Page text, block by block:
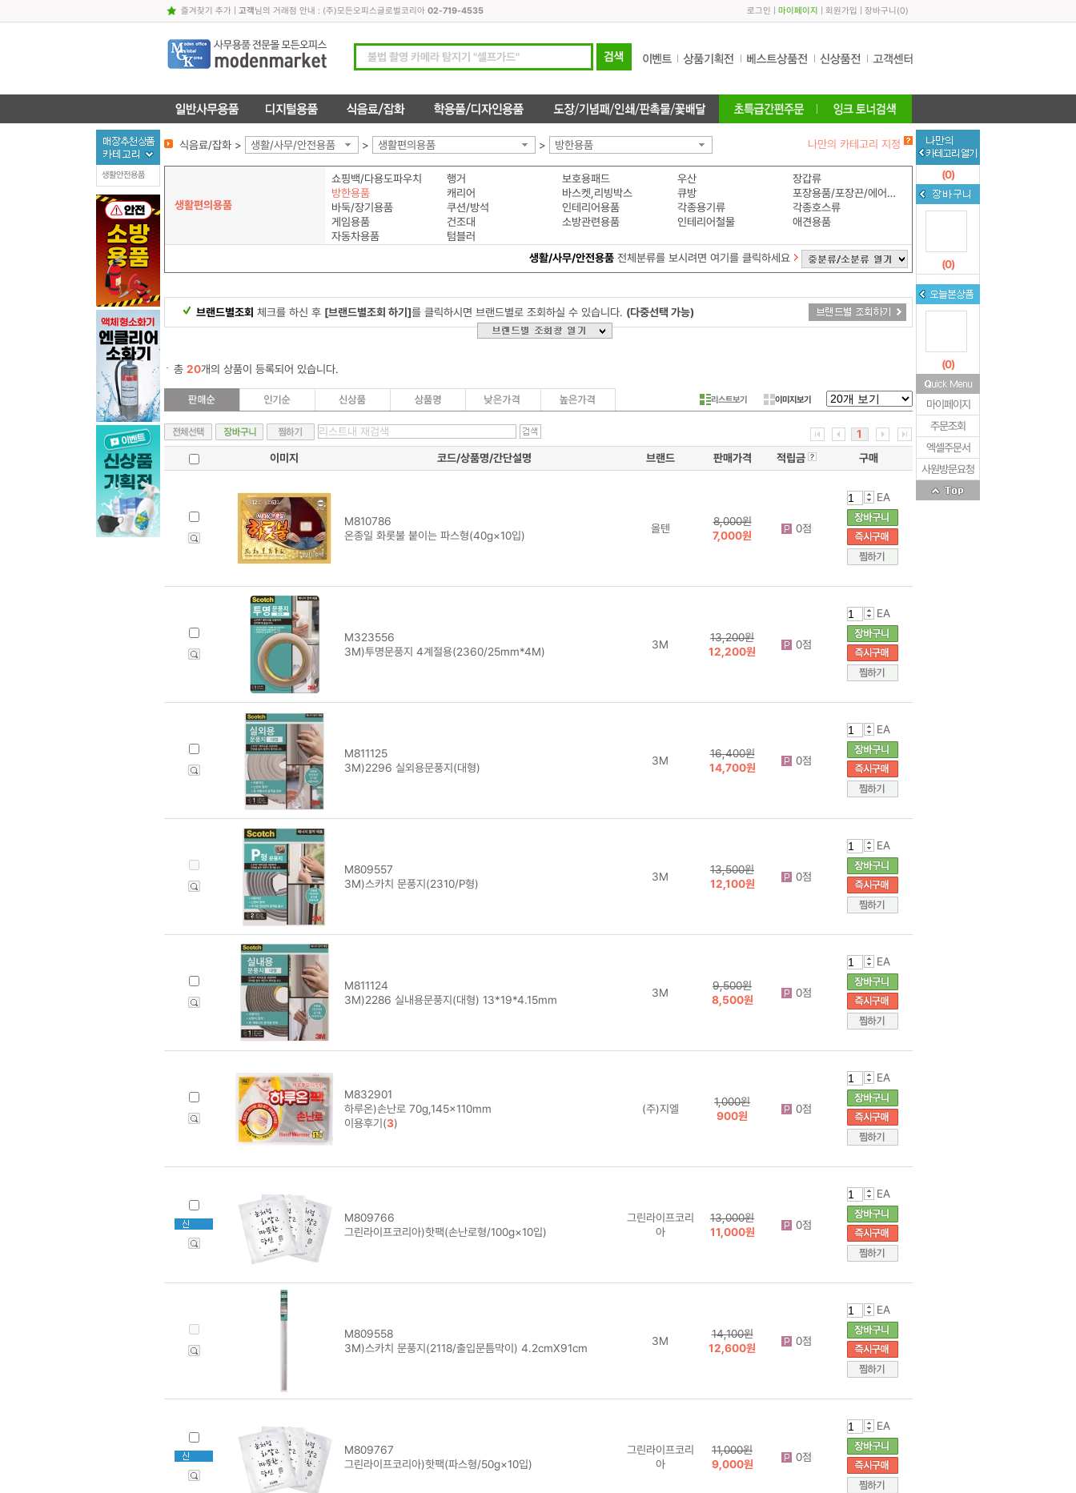
즐겨찾기 추가| 고객님의 거래점 안내 : (주)모든오피스글로벌코리아 02-719-4535 로그인 마이페이지 회원가입 장바구니 (0)
식음료/잡화 > 생활/사무/안전용품 > 생활편의용품 > 방한용품 나만의 카테고리 지정
생활편의용품
쇼핑백/다용도파우치 행거 보호용패드 우산
장갑류
방한용품
캐리어 바스켓,리빙박스 큐방
포장용품/포장끈/에어쿠션
바둑/장기용품
쿠션/방석 인테리어용품 각종용기류
각종호스류
게임용품
건조대 소방관련용품 인테리어철물
애견용품
자동차용품
텀블러
생활/사무/안전용품전체분류를 보시려면 여기를 클릭하세요
브랜드별조회 체크를 하신 후 [브랜드별조회 하기]를 클릭하시면 브랜드별로 조회하실 수 있습니다. (다중선택 가능)
총 20개의 상품이 등록되어 있습니다.
리스트보기 이미지보기
1
이미지
코드/상품명/간단설명 브랜드 판매가격 적립금 구매
M810786
온종일 화롯불 붙이는 파스형(40g×10입)
올텐
8,000원
7,000원
0점
EA
M323556
3M)투명문풍지 4계절용(2360/25mm*4M)
3M
13,200원
12,200원
0점
EA
M811125
3M)2296 실외용문풍지(대형)
3M
16,400원
14,700원
0점
EA
M809557
3M)스카치 문풍지(2310/P형)
3M
13,500원
12,100원
0점
EA
M811124
3M)2286 실내용문풍지(대형) 13*19*4.15mm
3M
9,500원
8,500원
0점
EA
M832901
하루온)손난로 70g,145×110mm
이용후기(3)
(주)지엘
1,000원
900원
0점
EA
M809766
그린라이프코리아)핫팩(손난로형/100g×10입)
그린라이프코리
아
13,000원
11,000원
0점
EA
M809558
3M)스카치 문풍지(2118/출입문틈막이) 4.2cmX91cm
3M
14,100원
12,600원
0점
EA
M809767
그린라이프코리아)핫팩(파스형/50g×10입)
그린라이프코리
아
11,000원
9,000원
0점
EA
생활안전용품 (0)
(0)
(0)
마이페이지
주문조회
엑셀주문서
사원방문요청